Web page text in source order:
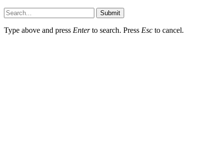
Submit
Type above and press Enterto search. Press Esc to cancel.